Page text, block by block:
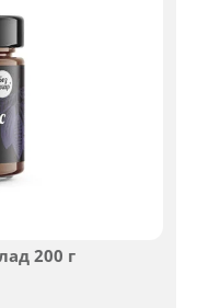
200 г